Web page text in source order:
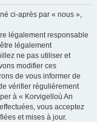
ci-après par « nous »,
légalement responsable
légalement
ne pas utiliser et
modifier ces
de vous informer de
vérifier régulièrement
à « Korvigelloù An
vous acceptez
et mises à jour.